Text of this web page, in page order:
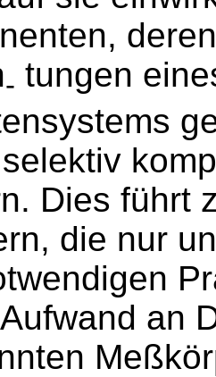
- tungen
Dies führt
die nur
an